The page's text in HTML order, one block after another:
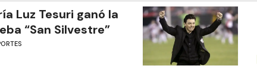
Luz Tesuri ganó la
“San Silvestre”